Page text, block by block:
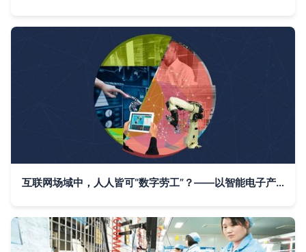
互联网场域中，人人皆可“数字劳工”？——以智能电子产品开发为例